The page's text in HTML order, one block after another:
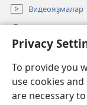
Privacy
To provide you
use cookies
are necessary
Видеояҙмалар
(opens
window)Күҙәтеү
(opens